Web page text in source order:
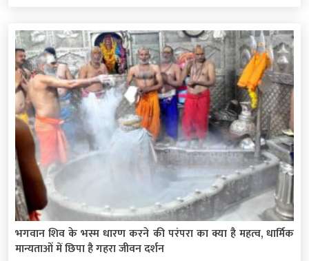
भगवान शिव के भस्म धारण करने की परंपरा का क्या है महत्व, धार्मिक
मान्यताओं में छिपा है गहरा जीवन दर्शन